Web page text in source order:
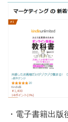
・電子書籍出